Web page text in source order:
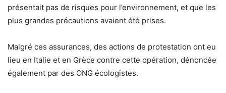
présentait pas de risques pour l’environnement, et que les
plus grandes précautions avaient été prises.
Malgré ces assurances, des actions de protestation ont eu
lieu en Italie et en Grèce contre cette opération, dénoncée
également par des ONG écologistes.